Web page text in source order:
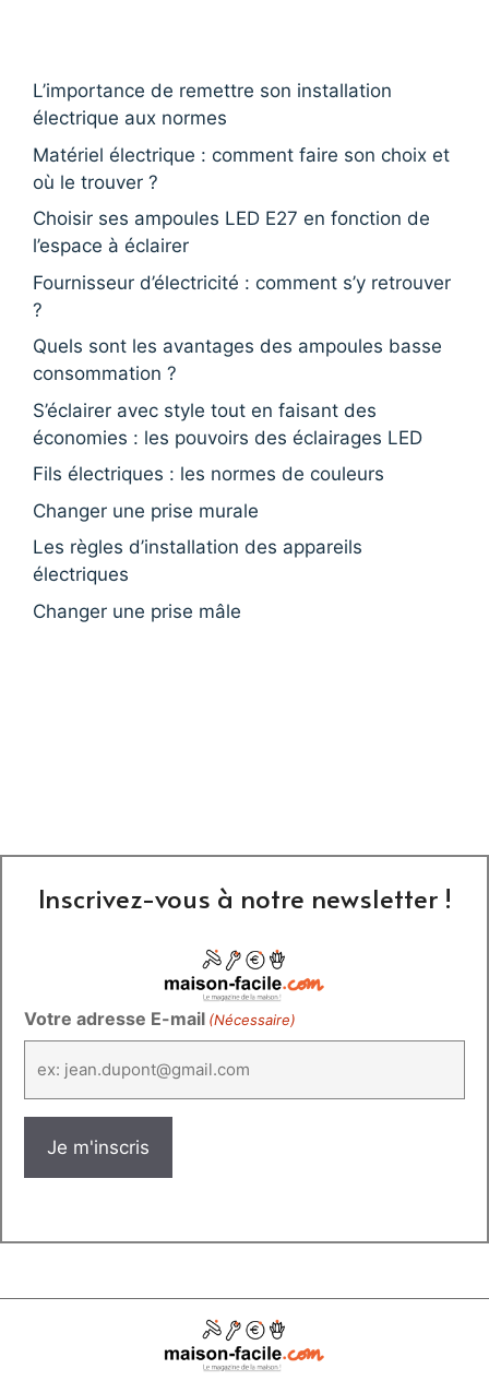
L’importance de remettre son installation
électrique aux normes
Matériel électrique : comment faire son choix et
où le trouver ?
Choisir ses ampoules LED E27 en fonction de
l’espace à éclairer
Fournisseur d’électricité : comment s’y retrouver
?
Quels sont les avantages des ampoules basse
consommation ?
S’éclairer avec style tout en faisant des
économies : les pouvoirs des éclairages LED
Fils électriques : les normes de couleurs
Changer une prise murale
Les règles d’installation des appareils
électriques
Changer une prise mâle
Inscrivez-vous à notre newsletter !
Votre adresse E-mail (Nécessaire)